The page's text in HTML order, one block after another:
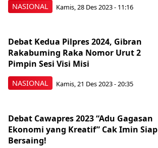
NASIONAL Kamis, 28 Des 2023 - 11:16
NASIONAL
Debat Kedua Pilpres 2024, Gibran
Rakabuming Raka Nomor Urut 2
Pimpin Sesi Visi Misi
Kamis, 21 Des 2023 - 20:35
Debat Cawapres 2023 “Adu Gagasan
Ekonomi yang Kreatif” Cak Imin Siap
Bersaing!